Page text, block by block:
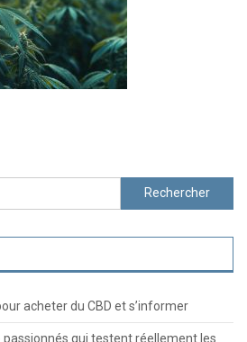
Rechercher :
acheter du CBD et s’informer
passionnés qui testent réellement les